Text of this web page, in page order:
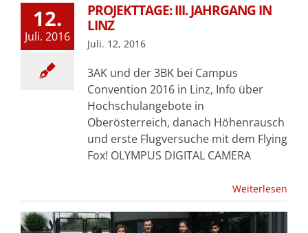
12.
Juli. 2016
PROJEKTTAGE: III. JAHRGANG IN
LINZ
Juli. 12, 2016
3AK und der 3BK bei Campus
Convention 2016 in Linz, Info über
Hochschulangebote in
Oberösterreich, danach Höhenrausch
und erste Flugversuche mit dem Flying
Fox! OLYMPUS DIGITAL CAMERA
Weiterlesen